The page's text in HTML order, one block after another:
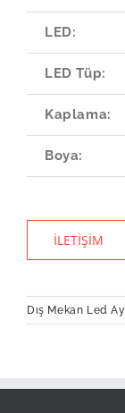
LED:
LED Tüp:
Kaplama:
Boya:
İLETIŞIM
Dış Mekan Led